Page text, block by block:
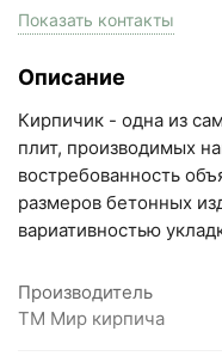
пн-пт с 9:00 до 18:00,
+7 (993) 993-
Написать в МАКС
Написать в
Самарская область,
Показать контакты
Описание
Кирпичик - одна из
плит, производимых
востребованность
размеров бетонных
вариативностью
Производитель
ТМ Мир кирпича